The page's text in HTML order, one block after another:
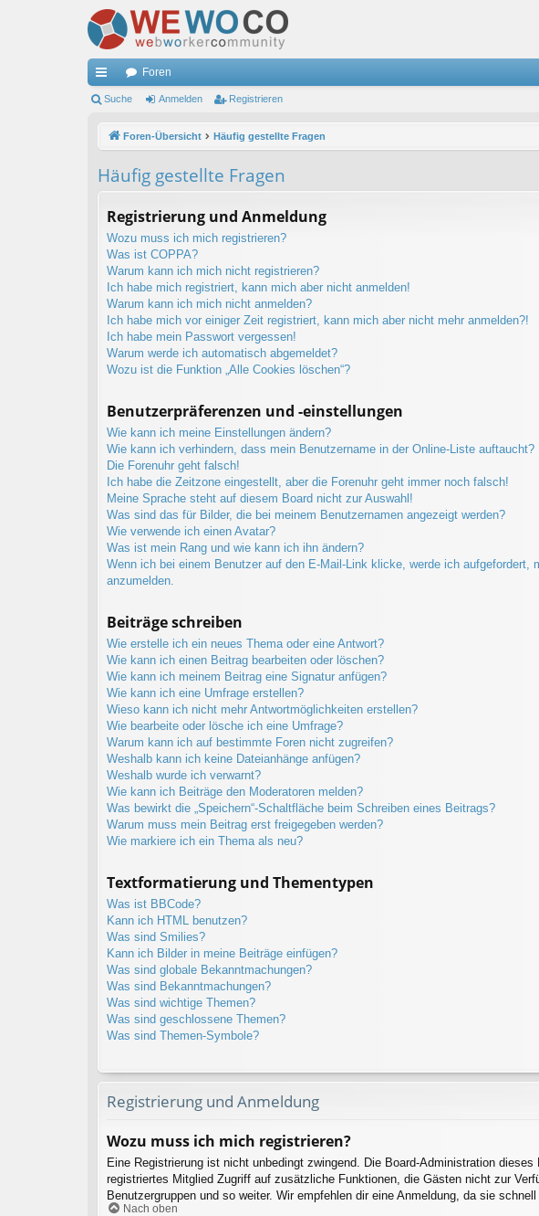
ch
ug
Foren
Suche Anmelden Registrieren
Foren-Übersicht Häufig gestellte Fragen
Häufig gestellte Fragen
Registrierung und Anmeldung
Wozu muss ich mich registrieren?
Was ist COPPA?
Warum kann ich mich nicht registrieren?
Ich habe mich registriert, kann mich aber nicht anmelden!
Warum kann ich mich nicht anmelden?
Ich habe mich vor einiger Zeit registriert, kann mich aber nicht mehr anmelden?!
Ich habe mein Passwort vergessen!
Warum werde ich automatisch abgemeldet?
Wozu ist die Funktion „Alle Cookies löschen“?
Benutzerpräferenzen und -einstellungen
Wie kann ich meine Einstellungen ändern?
Wie kann ich verhindern, dass mein Benutzername in der Online-Liste auftaucht?
Die Forenuhr geht falsch!
Ich habe die Zeitzone eingestellt, aber die Forenuhr geht immer noch falsch!
Meine Sprache steht auf diesem Board nicht zur Auswahl!
Was sind das für Bilder, die bei meinem Benutzernamen angezeigt werden?
Wie verwende ich einen Avatar?
Was ist mein Rang und wie kann ich ihn ändern?
Wenn ich bei einem Benutzer auf den E-Mail-Link klicke, werde ich aufgefordert,
anzumelden.
Beiträge schreiben
Wie erstelle ich ein neues Thema oder eine Antwort?
Wie kann ich einen Beitrag bearbeiten oder löschen?
Wie kann ich meinem Beitrag eine Signatur anfügen?
Wie kann ich eine Umfrage erstellen?
Wieso kann ich nicht mehr Antwortmöglichkeiten erstellen?
Wie bearbeite oder lösche ich eine Umfrage?
Warum kann ich auf bestimmte Foren nicht zugreifen?
Weshalb kann ich keine Dateianhänge anfügen?
Weshalb wurde ich verwarnt?
Wie kann ich Beiträge den Moderatoren melden?
Was bewirkt die „Speichern“-Schaltfläche beim Schreiben eines Beitrags?
Warum muss mein Beitrag erst freigegeben werden?
Wie markiere ich ein Thema als neu?
Textformatierung und Thementypen
Was ist BBCode?
Kann ich HTML benutzen?
Was sind Smilies?
Kann ich Bilder in meine Beiträge einfügen?
Was sind globale Bekanntmachungen?
Was sind Bekanntmachungen?
Was sind wichtige Themen?
Was sind geschlossene Themen?
Was sind Themen-Symbole?
Registrierung und Anmeldung
Wozu muss ich mich registrieren?
Eine Registrierung ist nicht unbedingt zwingend. Die Board-Administration
registriertes Mitglied Zugriff auf zusätzliche Funktionen, die Gästen nicht zur
Benutzergruppen und so weiter. Wir empfehlen dir eine Anmeldung, da sie
Nach oben